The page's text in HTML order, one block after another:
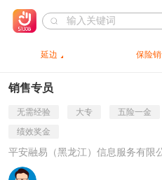
延边 保险
销售专员
无需经验 大专 五险一金
绩效奖金
平安融易（黑龙江）信息服务有限